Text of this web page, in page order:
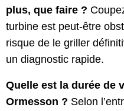
plus, que faire ?
turbine est peut-être
risque de le griller
un diagnostic rapide.
Quelle est la durée de
Ormesson ? Selon